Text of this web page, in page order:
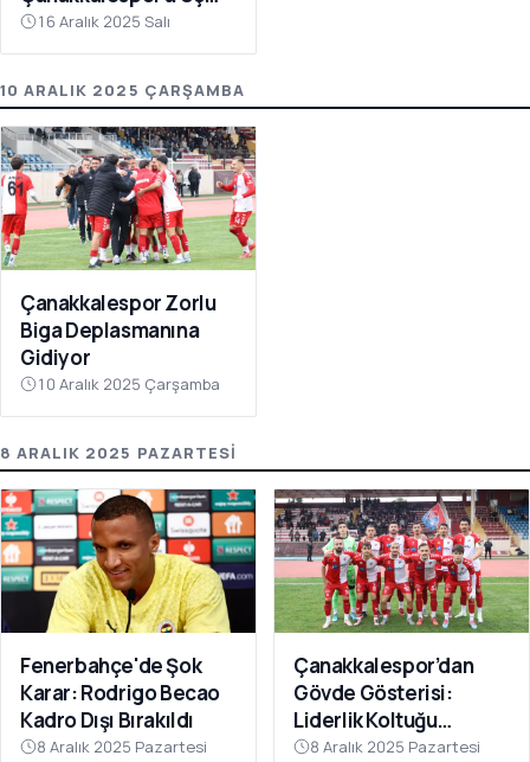
Puanı Getirdi
16 Aralık 2025 Salı
10 ARALIK 2025 ÇARŞAMBA
Çanakkalespor Zorlu
Biga Deplasmanına
Gidiyor
10 Aralık 2025 Çarşamba
8 ARALIK 2025 PAZARTESI
Fenerbahçe'de Şok
Karar: Rodrigo Becao
Kadro Dışı Bırakıldı
8 Aralık 2025 Pazartesi
Çanakkalespor’dan
Gövde Gösterisi:
Liderlik Koltuğu
Bırakılmıyor!
8 Aralık 2025 Pazartesi